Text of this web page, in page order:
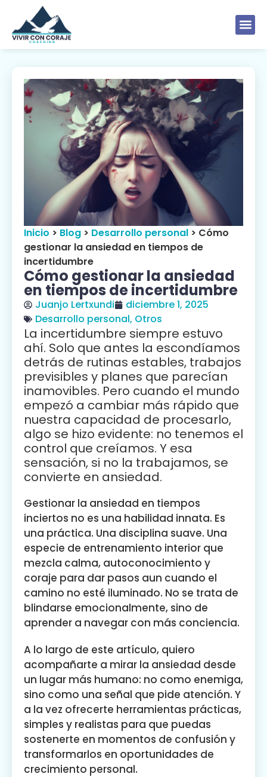
Inicio > Blog > Desarrollo personal > Cómo
gestionar la ansiedad en tiempos de
incertidumbre
Cómo gestionar la ansiedad
en tiempos de incertidumbre
Juanjo Lertxundi
diciembre 1, 2025
Desarrollo personal, Otros
La incertidumbre siempre estuvo
ahí. Solo que antes la escondíamos
detrás de rutinas estables, trabajos
previsibles y planes que parecían
inamovibles. Pero cuando el mundo
empezó a cambiar más rápido que
nuestra capacidad de procesarlo,
algo se hizo evidente: no tenemos el
control que creíamos. Y esa
sensación, si no la trabajamos, se
convierte en ansiedad.
Gestionar la ansiedad en tiempos
inciertos no es una habilidad innata. Es
una práctica. Una disciplina suave. Una
especie de entrenamiento interior que
mezcla calma, autoconocimiento y
coraje para dar pasos aun cuando el
camino no esté iluminado. No se trata de
blindarse emocionalmente, sino de
aprender a navegar con más conciencia.
A lo largo de este artículo, quiero
acompañarte a mirar la ansiedad desde
un lugar más humano: no como enemiga,
sino como una señal que pide atención. Y
a la vez ofrecerte herramientas prácticas,
simples y realistas para que puedas
sostenerte en momentos de confusión y
transformarlos en oportunidades de
crecimiento personal.